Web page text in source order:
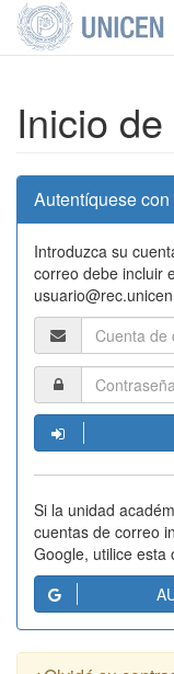
Inicio
Autentíquese
Introduzca su
correo debe incluir
Si la unidad
cuentas de correo
Google, utilice esta